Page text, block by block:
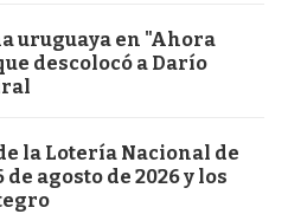
uruguaya en "Ahora
descolocó a Darío
la Lotería Nacional de
de agosto de 2026 y los